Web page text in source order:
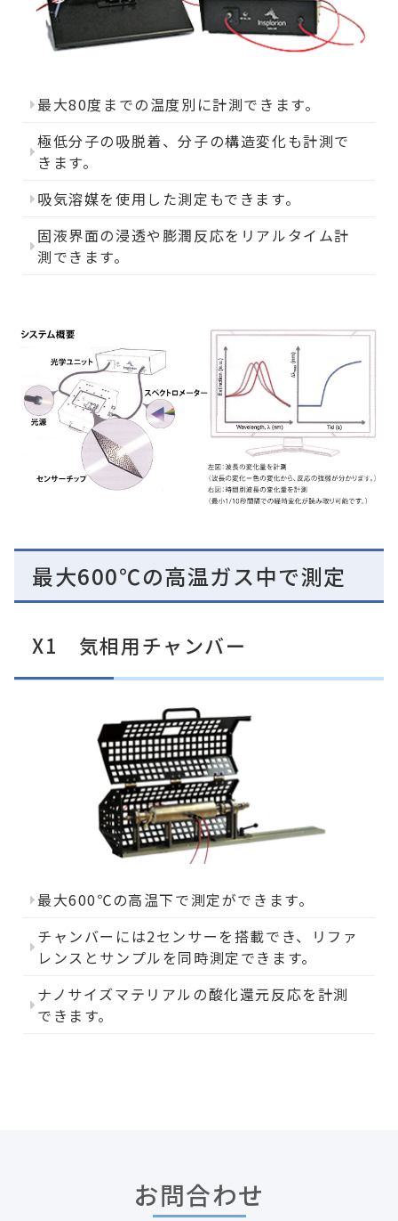
最大80度までの温度別に計測できます。
極低分子の吸脱着、分子の構造変化も計測で
きます。
吸気溶媒を使用した測定もできます。
固液界面の浸透や膨潤反応をリアルタイム計
測できます。
最大600℃の高温ガス中で測定
X1 気相用チャンバー
最大600℃の高温下で測定ができます。
チャンバーには2センサーを搭載でき、リファ
レンスとサンプルを同時測定できます。
ナノサイズマテリアルの酸化還元反応を計測
できます。
お問合わせ